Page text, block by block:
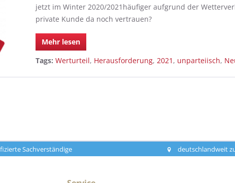
jetzt im Winter 2020/2021häufiger aufgrund der
private Kunde da noch vertrauen?
Mehr lesen
Tags: Werturteil, Herausforderung, 2021 , unparteiisch,
Sachverständige deutschlandweit